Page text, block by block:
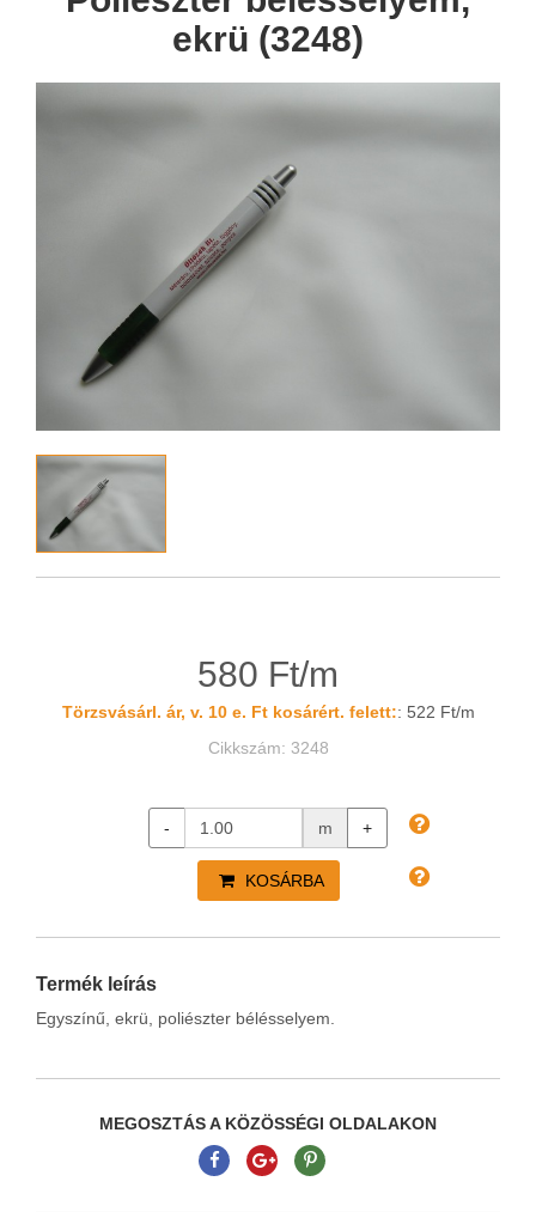
ekrü (3248)
580 Ft/m
Törzsvásárl. ár, v. 10 e. Ft kosárért. felett:: 522 Ft/m
Cikkszám: 3248
- m +
KOSÁRBA
Termék leírás
Egyszínű, ekrü, poliészter bélésselyem.
MEGOSZTÁS A KÖZÖSSÉGI OLDALAKON